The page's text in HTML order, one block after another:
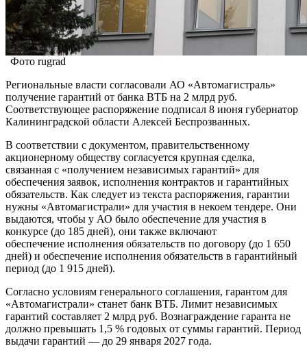
Фото rugrad
Региональные власти согласовали АО «Автомагистраль»
получение гарантий от банка ВТБ на 2 млрд руб.
Соответствующее распоряжение подписал 8 июня губернатор
Калининградской области Алексей Беспрозванных.
В соответствии с документом, правительственному
акционерному обществу согласуется крупная сделка,
связанная с «получением независимых гарантий» для
обеспечения заявок, исполнения контрактов и гарантийных
обязательств. Как следует из текста распоряжения, гарантии
нужны «Автомагистрали» для участия в некоем тендере. Они
выдаются, чтобы у АО было обеспечение для участия в
конкурсе (до 185 дней), они также включают
обеспечение исполнения обязательств по договору (до 1 650
дней) и обеспечение исполнения обязательств в гарантийный
период (до 1 915 дней).
Согласно условиям генерального соглашения, гарантом для
«Автомагистрали» станет банк ВТБ. Лимит независимых
гарантий составляет 2 млрд руб. Вознаграждение гаранта не
должно превышать 1,5 % годовых от суммы гарантий. Период
выдачи гарантий — до 29 января 2027 года.